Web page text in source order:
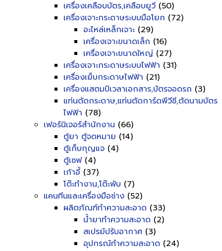
เครื่องเคลือบบัตร,เคลือบยูวี (50)
เครื่องเจาะกระดาษระบบมือโยก (72)
อะไหล่เหล็กเจาะ (29)
เครื่องเจาะขนาดเล็ก (16)
เครื่องเจาะขนาดใหญ่ (27)
เครื่องเจาะกระดาษระบบไฟฟ้า (31)
เครื่องเย็บกระดาษไฟฟ้า (21)
เครื่องแสตมป์เวลาเอกสาร,บัตรจอดรถ (3)
แท่นตัดกระดาษ,แท่นตัดการ์ดพีวีซี,ตัดนามบัตร
ไฟฟ้า (78)
เฟอร์นิเจอร์สำนักงาน (66)
ตู้ยา ตู้จดหมาย (14)
ตู้เก็บกุญแจ (4)
ตู้เซฟ(4)
เก้าอี้ (37)
โต๊ะทำงาน,โต๊ะพับ (7)
แคนทีนและเครื่องมือช่าง (52)
ผลิตภัณฑ์ทำความสะอาด (33)
น้ำยาทำความสะอาด (2)
สเปรย์ปรับอากาศ (3)
อุปกรณ์ทำความสะอาด (24)